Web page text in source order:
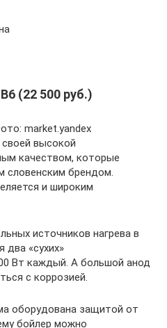
(22 500 руб.)
market.yandex
высокой
качеством, которые
словенским брендом.
и широким
источников нагрева в
два «сухих»
Вт каждый. А большой анод
с коррозией.
оборудована защитой от
бойлер можно